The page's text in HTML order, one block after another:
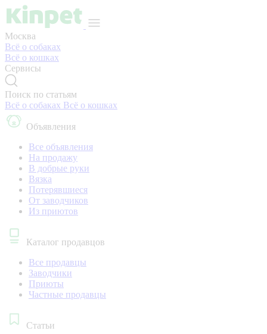
Москва
Всё о собаках
Всё о кошках
Сервисы
Поиск по статьям
Всё о собаках Всё о кошках
Объявления
Все объявления
На продажу
В добрые руки
Вязка
Потерявшиеся
От заводчиков
Из приютов
Каталог продавцов
Все продавцы
Заводчики
Приюты
Частные продавцы
Статьи